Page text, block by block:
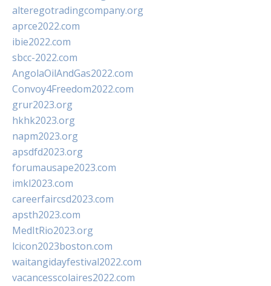
alteregotradingcompany.org
aprce2022.com
ibie2022.com
sbcc-2022.com
AngolaOilAndGas2022.com
Convoy4Freedom2022.com
grur2023.org
hkhk2023.org
napm2023.org
apsdfd2023.org
forumausape2023.com
imkl2023.com
careerfaircsd2023.com
apsth2023.com
MedItRio2023.org
lcicon2023boston.com
waitangidayfestival2022.com
vacancesscolaires2022.com